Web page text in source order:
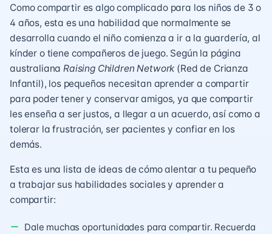
Como compartir es algo complicado para los niños de 3 o
4 años, esta es una habilidad que normalmente se
desarrolla cuando el niño comienza a ir a la guardería, al
kínder o tiene compañeros de juego. Según la página
australianaRaising Children Network(Red de Crianza
Infantil), los pequeños necesitan aprender a compartir
para poder tener y conservar amigos, ya que compartir
les enseña a ser justos, a llegar a un acuerdo, así como a
tolerar la frustración, ser pacientes y confiar en los
demás.
Esta es una lista de ideas de cómo alentar a tu pequeño
a trabajar sus habilidades sociales y aprender a
compartir:
Dale muchas oportunidades para compartir. Recuerda